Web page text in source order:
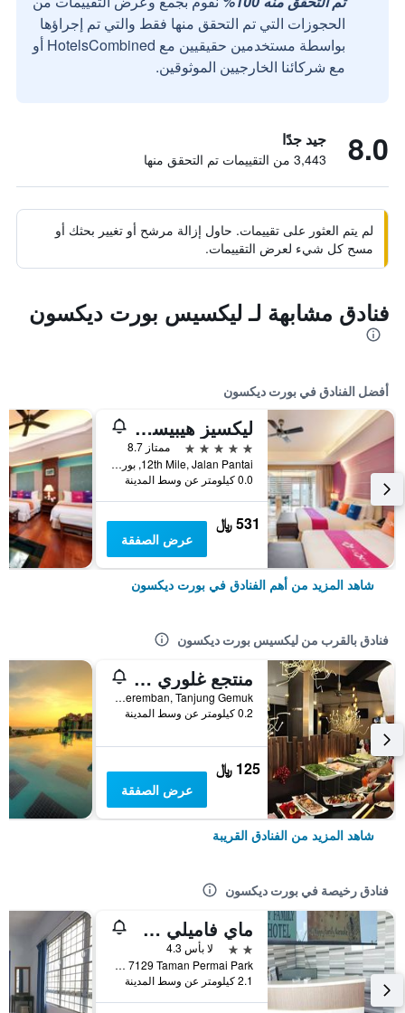
الحجوزات التي تم التحقق منها فقط والتي تم إجراؤها
بواسطة مستخدمين حقيقيين مع HotelsCombined أو
مع شركائنا الخارجيين الموثوقين.
8.0 جيد جدًا
3,443 من التقييمات تم التحقق منها
لم يتم العثور على تقييمات. حاول إزالة مرشح أو تغيير بحثك أو
مسح كل شيء لعرض التقييمات.
فنادق مشابهة لـ ليكسيس بورت ديكسون
أفضل الفنادق في بورت ديكسون
ليكسيز هيبيسكوس بورت ديكسون
5 نجوم
ممتاز 8.7
12th Mile, Jalan Pantai, بورت ديكسون, ماليزيا
0.0 كيلومتر عن وسط المدينة
531 ﷼
عرض الصفقة
شاهد المزيد من أهم الفنادق في بورت ديكسون
فنادق بالقرب من ليكسيس بورت ديكسون
منتجع غلوري بيتش
Batu 2, Jalan Seremban, Tanjung Gemuk, بورت ديكسون, ماليزيا
0.2 كيلومتر عن وسط المدينة
125 ﷼
عرض الصفقة
شاهد المزيد من الفنادق القريبة
فنادق رخيصة في بورت ديكسون
ماي فاميلي هوتل
2 نجمتين
لا بأس 4.3
PT 7129 Taman Permai Park, بورت ديكسون, ماليزيا
2.1 كيلومتر عن وسط المدينة